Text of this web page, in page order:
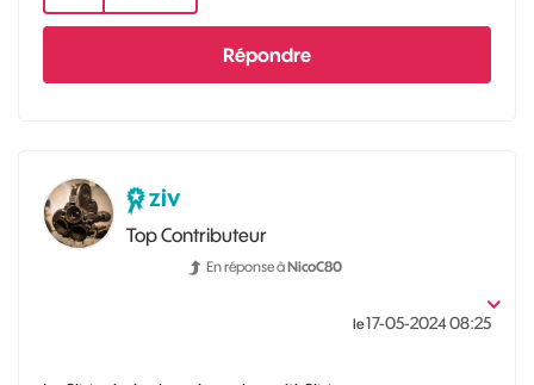
Répondre
ziv
Top Contributeur
En réponse àNicoC80
le‎17-05-202408:25